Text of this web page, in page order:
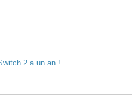
2 a un an !